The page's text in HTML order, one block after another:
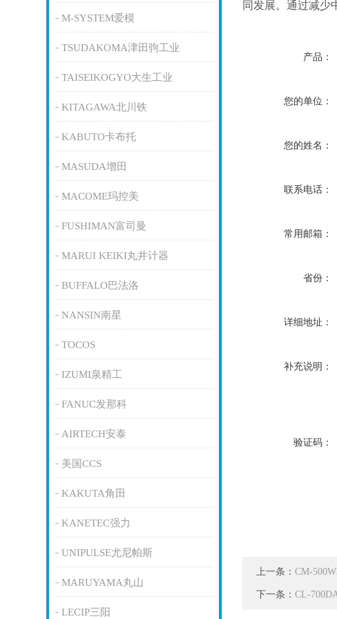
M-SYSTEM爱模
TSUDAKOMA津田驹工业
TAISEIKOGYO大生工业
KITAGAWA北川铁
KABUTO卡布托
MASUDA增田
MACOME玛控美
FUSHIMAN富司曼
MARUI KEIKI丸井计器
BUFFALO巴法洛
NANSIN南星
TOCOS
IZUMI泉精工
FANUC发那科
AIRTECH安泰
美国CCS
KAKUTA角田
KANETEC强力
UNIPULSE尤尼帕斯
MARUYAMA丸山
LECIP三阳
同发展。通过减少
产品：
您的单位：
您的姓名：
联系电话：
常用邮箱：
省份：
详细地址：
补充说明：
验证码：
上一条：CM-
下一条：CL-